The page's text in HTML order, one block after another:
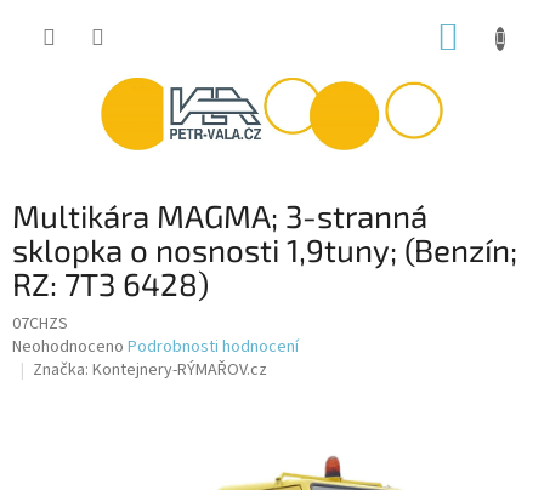
Multikára MAGMA; 3-stranná
sklopka o nosnosti 1,9tuny; (Benzín;
RZ: 7T3 6428)
07CHZS
Průměrné
hodnocení
Neohodnoceno Podrobnosti hodnocení
Značka: Kontejnery-RÝMAŘOV.cz